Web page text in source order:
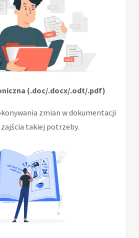
(.doc/.docx/.odt/.pdf)
zmian w dokumentacji
takiej potrzeby.